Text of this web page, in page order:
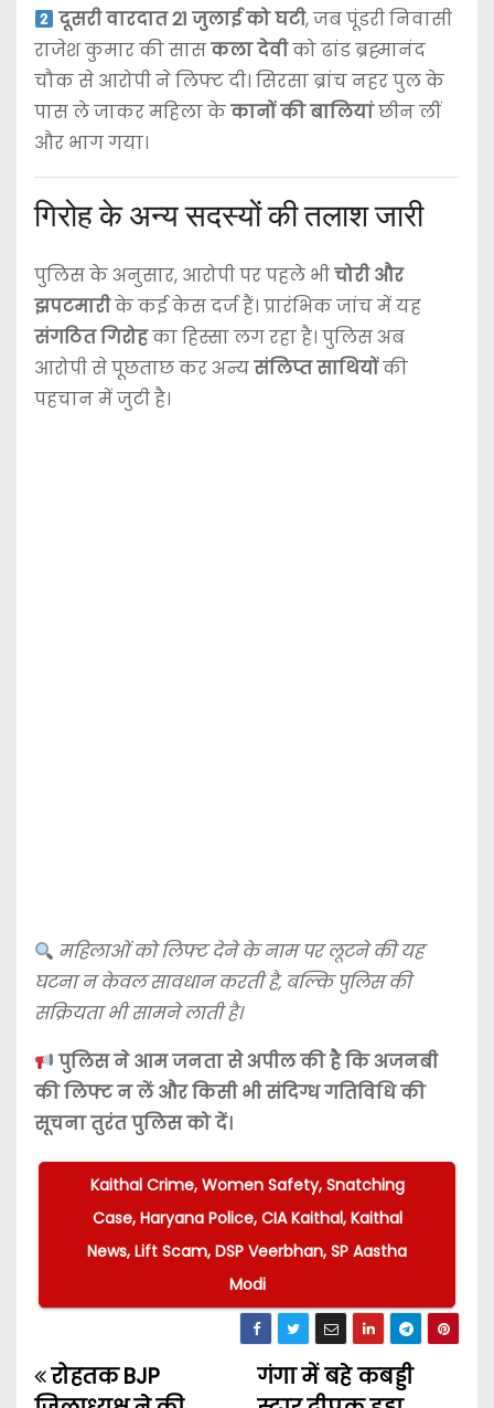
दूसरी वारदात 21 जुलाई को घटी, जब पूंडरी निवासी
राजेश कुमार की सासकला देवीको ढांड ब्रह्मानंद
चौक से आरोपी ने लिफ्ट दी। सिरसा ब्रांच नहर पुल के
पास ले जाकर महिला केकानों की बालियांछीन लीं
और भाग गया।
गिरोह के अन्य सदस्यों की तलाश जारी
पुलिस के अनुसार, आरोपी पर पहले भीचोरी और
झपटमारीके कई केस दर्ज हैं। प्रारंभिक जांच में यह
संगठित गिरोहका हिस्सा लग रहा है। पुलिस अब
आरोपी से पूछताछ कर अन्यसंलिप्त साथियोंकी
पहचान में जुटी है।
महिलाओं को लिफ्ट देने के नाम पर लूटने की यह
घटना न केवल सावधान करती है, बल्कि पुलिस की
सक्रियता भी सामने लाती है।
पुलिस ने आम जनता से अपील की है कि अजनबी
की लिफ्ट न लें और किसी भी संदिग्ध गतिविधि की
सूचना तुरंत पुलिस को दें।
Kaithal Crime, Women Safety, Snatching
Case, Haryana Police, CIA Kaithal, Kaithal
News, Lift Scam, DSP Veerbhan, SP Aastha
Modi
P
गंगा में बहे कबड्डी
रोहतक BJP